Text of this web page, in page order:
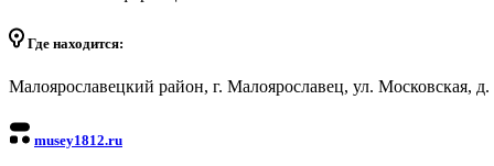
Где находится:
Малоярославецкий район, г. Малоярославец, ул. Московская, д.
musey1812.ru